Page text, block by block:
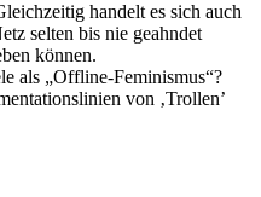
handelt es sich auch
selten bis nie geahndet
können.
als „Offline-Feminismus“?
von ‚Trollen’